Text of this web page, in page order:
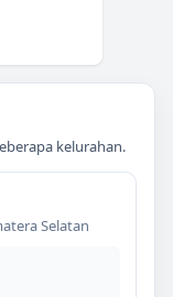
kelurahan.
Selatan